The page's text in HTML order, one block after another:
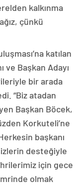
kalkınma
çünkü
katılan
ve Başkan Adayı
bir arada
“Biz atadan
Başkan Böcek,
Korkuteli’ne
başkanı
desteğiyle
için gece
olmak